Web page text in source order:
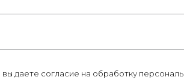
даете согласие на обработку